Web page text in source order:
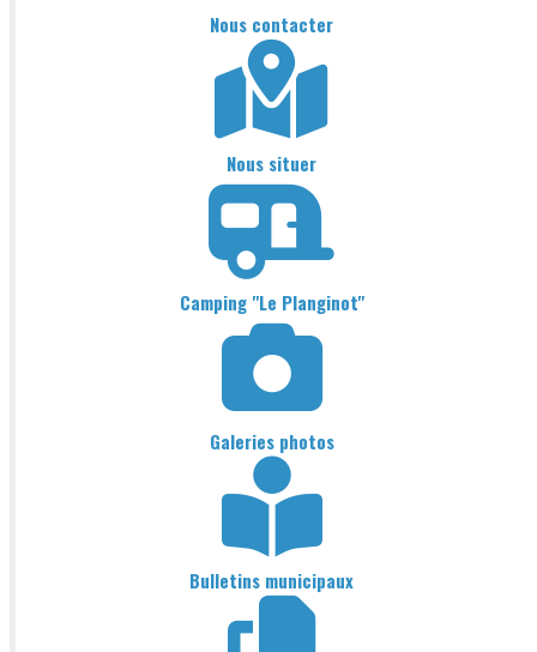
Nous contacter
Nous situer
Camping "Le Planginot"
Galeries photos
Bulletins municipaux